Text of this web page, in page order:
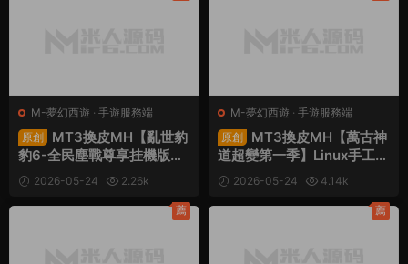
M-夢幻西遊 · 手遊服務端
原創
MT3換皮MH【亂世豹
豹6-全民塵戰尊享挂機版】
Linux手工服務端+安卓蘋果
雙端+GM後台+全套源碼
+視頻架設教程
2026-05-24
2.26k
M-夢幻西遊 · 手遊服務端
原創
MT3換皮MH【萬古神
道超變第一季】Linux手工服
務端+安卓蘋果雙端+GM後
台+全套源碼+視頻架設教程
2026-05-24
4.14k
薦 薦